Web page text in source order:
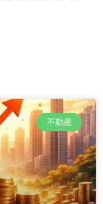
不動産